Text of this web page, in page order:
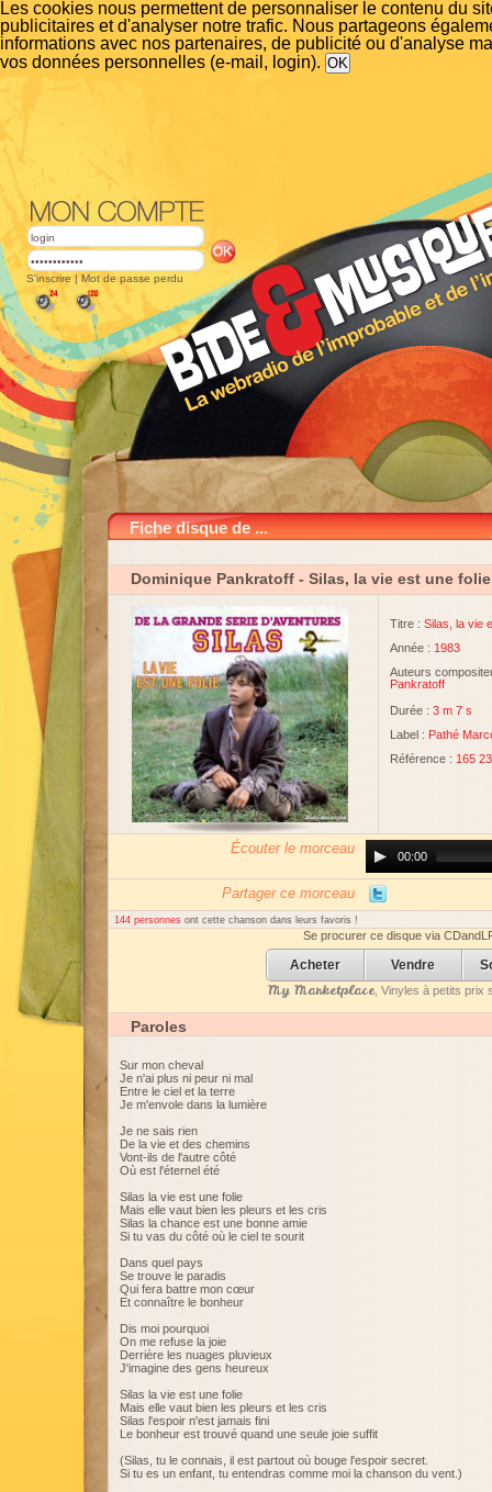
Les cookies nous permettent de personnaliser le contenu du
publicitaires et d'analyser notre trafic. Nous partageons
informations avec nos partenaires, de publicité ou d'analyse
vos données personnelles (e-mail, login).
S'inscrire | Mot de passe perdu
Fiche disque de ...
Dominique Pankratoff - Silas, la vie est une folie
Titre : Silas, la vie
Année : 1983
Auteurs
Pankratoff
Durée : 3 m 7 s
Label : Pathé
Référence : 165
Écouter le morceau
Player00:00
Partager ce morceau
144 personnes ont cette chanson dans leurs favoris !
Se procurer ce disque via
Acheter Vendre
My Marketplace, Vinyles à petits prix
Paroles
Sur mon cheval
Je n'ai plus ni peur ni mal
Entre le ciel et la terre
Je m'envole dans la lumière
Je ne sais rien
De la vie et des chemins
Vont-ils de l'autre côté
Où est l'éternel été
Silas la vie est une folie
Mais elle vaut bien les pleurs et les cris
Silas la chance est une bonne amie
Si tu vas du côté où le ciel te sourit
Dans quel pays
Se trouve le paradis
Qui fera battre mon cœur
Et connaître le bonheur
Dis moi pourquoi
On me refuse la joie
Derrière les nuages pluvieux
J'imagine des gens heureux
Silas la vie est une folie
Mais elle vaut bien les pleurs et les cris
Silas l'espoir n'est jamais fini
Le bonheur est trouvé quand une seule joie suffit
(Silas, tu le connais, il est partout où bouge l'espoir secret.
Si tu es un enfant, tu entendras comme moi la chanson du vent.)